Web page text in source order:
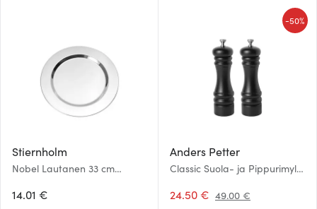
Stiernholm
Nobel Lautanen 33 cm
14.01 €
Anders Petter
Classic Suola- ja Pippurimylly
24.50 € 49.00 €
-50%